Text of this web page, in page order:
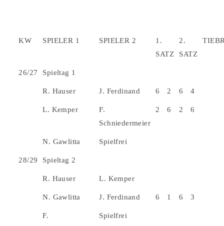
KW SPIELER 1 SPIELER 2
1.
SATZ
2.
SATZ
26/27 Spieltag 1
R. Hauser J. Ferdinand 6 2 6 4
L. Kemper
F.
Schniedermeier
2 6 2 6
N. Gawlitta Spielfrei
28/29 Spieltag 2
R. Hauser L. Kemper
N. Gawlitta J. Ferdinand 6 1 6 3
F.
Spielfrei